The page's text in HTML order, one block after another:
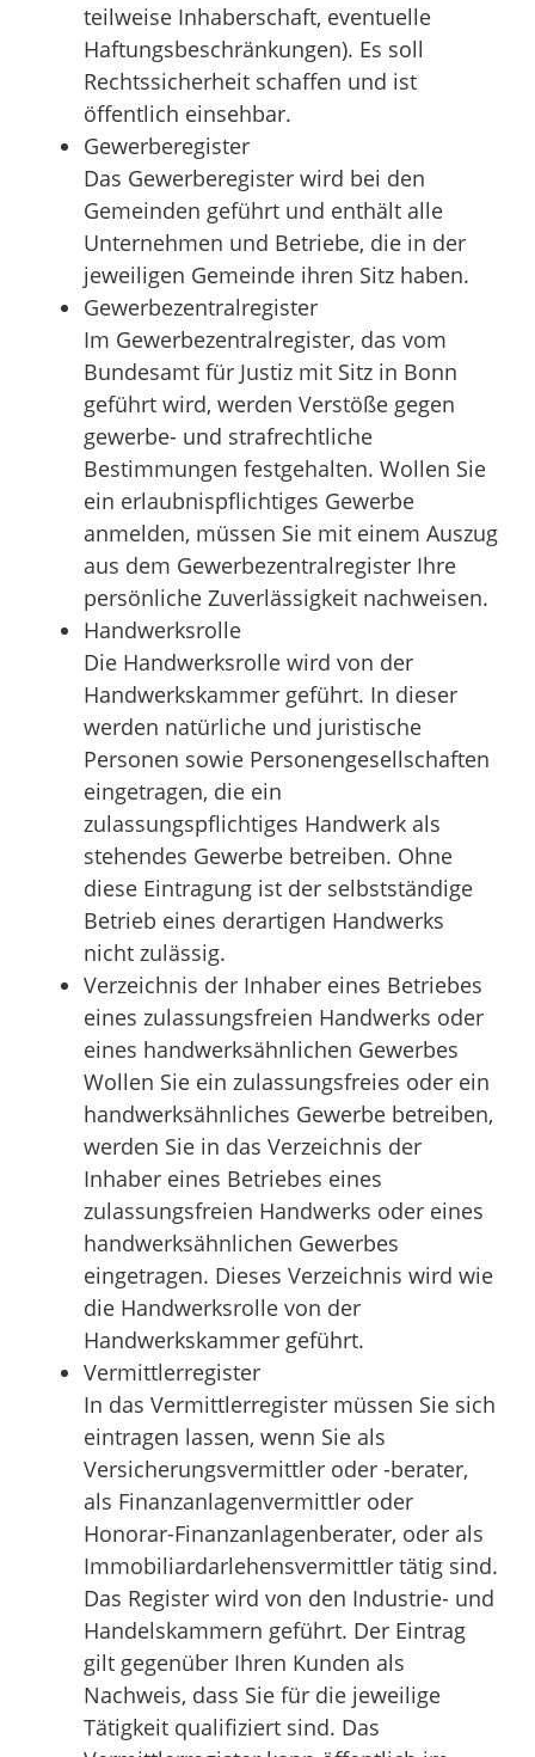
teilweise Inhaberschaft, eventuelle
Haftungsbeschränkungen). Es soll
Rechtssicherheit schaffen und ist
öffentlich einsehbar.
Gewerberegister
Das Gewerberegister wird bei den
Gemeinden geführt und enthält alle
Unternehmen und Betriebe, die in der
jeweiligen Gemeinde ihren Sitz haben.
Gewerbezentralregister
Im Gewerbezentralregister, das vom
Bundesamt für Justiz mit Sitz in Bonn
geführt wird, werden Verstöße gegen
gewerbe- und strafrechtliche
Bestimmungen festgehalten. Wollen Sie
ein erlaubnispflichtiges Gewerbe
anmelden, müssen Sie mit einem Auszug
aus dem Gewerbezentralregister Ihre
persönliche Zuverlässigkeit nachweisen.
Handwerksrolle
Die Handwerksrolle wird von der
Handwerkskammer geführt. In dieser
werden natürliche und juristische
Personen sowie Personengesellschaften
eingetragen, die ein
zulassungspflichtiges Handwerk als
stehendes Gewerbe betreiben. Ohne
diese Eintragung ist der selbstständige
Betrieb eines derartigen Handwerks
nicht zulässig.
Verzeichnis der Inhaber eines Betriebes
eines zulassungsfreien Handwerks oder
eines handwerksähnlichen Gewerbes
Wollen Sie ein zulassungsfreies oder ein
handwerksähnliches Gewerbe betreiben,
werden Sie in das Verzeichnis der
Inhaber eines Betriebes eines
zulassungsfreien Handwerks oder eines
handwerksähnlichen Gewerbes
eingetragen. Dieses Verzeichnis wird wie
die Handwerksrolle von der
Handwerkskammer geführt.
Vermittlerregister
In das Vermittlerregister müssen Sie sich
eintragen lassen, wenn Sie als
Versicherungsvermittler oder -berater,
als Finanzanlagenvermittler oder
Honorar-Finanzanlagenberater, oder als
Immobiliardarlehensvermittler tätig sind.
Das Register wird von den Industrie- und
Handelskammern geführt. Der Eintrag
gilt gegenüber Ihren Kunden als
Nachweis, dass Sie für die jeweilige
Tätigkeit qualifiziert sind. Das